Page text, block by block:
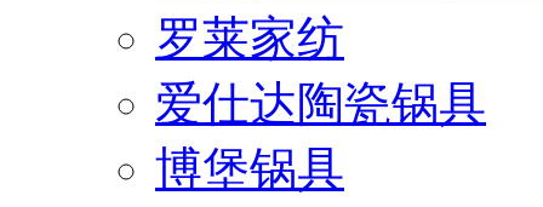
罗莱家纺
爱仕达陶瓷锅具
博堡锅具